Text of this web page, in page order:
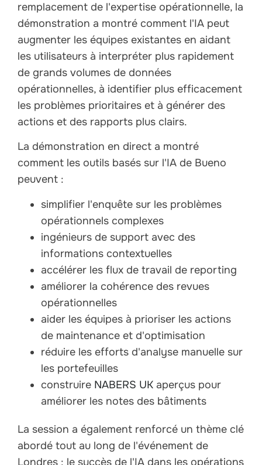
remplacement de l'expertise opérationnelle, la
démonstration a montré comment l'IA peut
augmenter les équipes existantes en aidant
les utilisateurs à interpréter plus rapidement
de grands volumes de données
opérationnelles, à identifier plus efficacement
les problèmes prioritaires et à générer des
actions et des rapports plus clairs.
La démonstration en direct a montré
comment les outils basés sur l'IA de Bueno
peuvent :
simplifier l'enquête sur les problèmes
opérationnels complexes
ingénieurs de support avec des
informations contextuelles
accélérer les flux de travail de reporting
améliorer la cohérence des revues
opérationnelles
aider les équipes à prioriser les actions
de maintenance et d'optimisation
réduire les efforts d'analyse manuelle sur
les portefeuilles
construire NABERS UK aperçus pour
améliorer les notes des bâtiments
La session a également renforcé un thème clé
abordé tout au long de l'événement de
Londres : le succès de l'IA dans les opérations